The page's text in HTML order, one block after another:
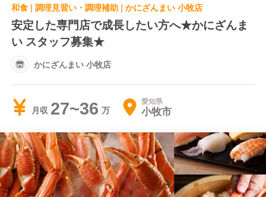
和食 | 調理見習い・調理補助 | かにざんまい 小牧店
安定した専門店で成長したい方へ★かにざんま
い スタッフ募集★
かにざんまい 小牧店
月収 27~36 愛知県
小牧市